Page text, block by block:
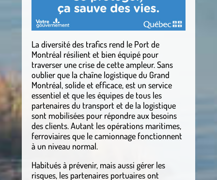
La diversité des trafics rend le Port de
Montréal résilient et bien équipé pour
traverser une crise de cette ampleur. Sans
oublier que la chaîne logistique du Grand
Montréal, solide et efficace, est un service
essentiel et que les équipes de tous les
partenaires du transport et de la logistique
sont mobilisées pour répondre aux besoins
des clients. Autant les opérations maritimes,
ferroviaires que le camionnage fonctionnent
à un niveau normal.
Habitués à prévenir, mais aussi gérer les
risques, les partenaires portuaires ont